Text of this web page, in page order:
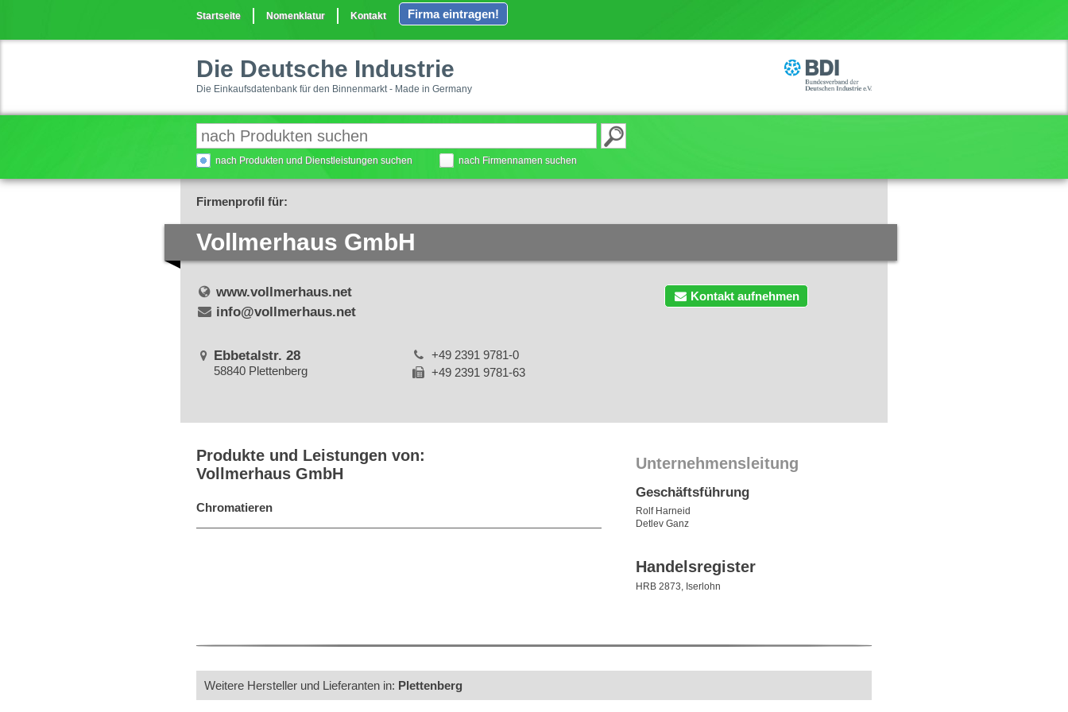
Startseite Nomenklatur Kontakt Firma eintragen!
Die Deutsche Industrie
Die Einkaufsdatenbank für den Binnenmarkt - Made in Germany
nach Produkten und Dienstleistungen suchen nach Firmennamen suchen
Firmenprofil für:
Vollmerhaus GmbH
Kontakt aufnehmen
www.vollmerhaus.net
info@vollmerhaus.net
Ebbetalstr. 28
58840 Plettenberg
+49 2391 9781-0
+49 2391 9781-63
Produkte und Leistungen von:
Vollmerhaus GmbH
Chromatieren
Unternehmensleitung
Geschäftsführung
Rolf Harneid
Detlev Ganz
Handelsregister
HRB 2873, Iserlohn
Weitere Hersteller und Lieferanten in: Plettenberg